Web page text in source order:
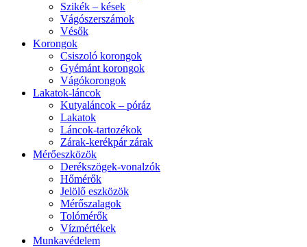
Szikék – kések
Vágószerszámok
Vésők
Korongok
Csiszoló korongok
Gyémánt korongok
Vágókorongok
Lakatok-láncok
Kutyaláncok – póráz
Lakatok
Láncok-tartozékok
Zárak-kerékpár zárak
Mérőeszközök
Derékszögek-vonalzók
Hőmérők
Jelölő eszközök
Mérőszalagok
Tolómérők
Vízmértékek
Munkavédelem